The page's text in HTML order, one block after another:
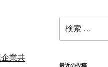
業共
索:
最近の投稿